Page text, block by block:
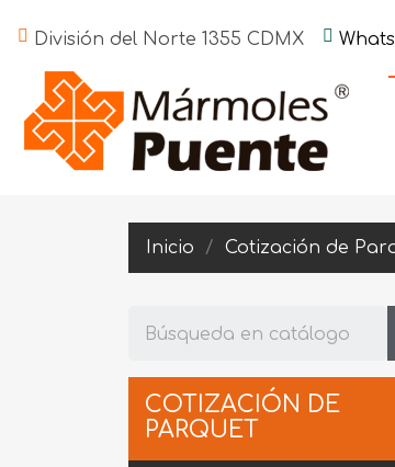
División del Norte 1355 CDMX
Inicio Cotización de
COTIZACIÓN DE
PARQUET